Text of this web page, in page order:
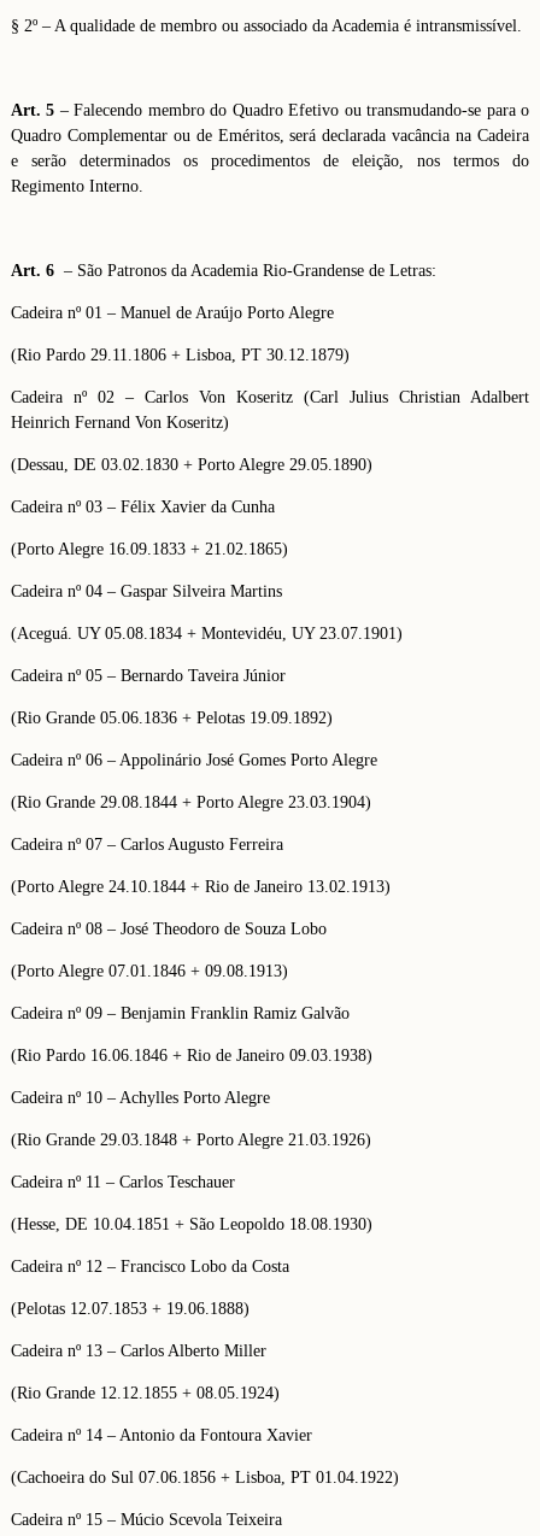
§ 2º – A qualidade de membro ou associado da Academia é intransmissível.
Art. 5 – Falecendo membro do Quadro Efetivo ou transmudando-se para o
Quadro Complementar ou de Eméritos, será declarada vacância na Cadeira
e serão determinados os procedimentos de eleição, nos termos do
Regimento Interno.
Art. 6 – São Patronos da Academia Rio-Grandense de Letras:
Cadeira nº 01 – Manuel de Araújo Porto Alegre
(Rio Pardo 29.11.1806 + Lisboa, PT 30.12.1879)
Cadeira nº 02 – Carlos Von Koseritz (Carl Julius Christian Adalbert
Heinrich Fernand Von Koseritz)
(Dessau, DE 03.02.1830 + Porto Alegre 29.05.1890)
Cadeira nº 03 – Félix Xavier da Cunha
(Porto Alegre 16.09.1833 + 21.02.1865)
Cadeira nº 04 – Gaspar Silveira Martins
(Aceguá. UY 05.08.1834 + Montevidéu, UY 23.07.1901)
Cadeira nº 05 – Bernardo Taveira Júnior
(Rio Grande 05.06.1836 + Pelotas 19.09.1892)
Cadeira nº 06 – Appolinário José Gomes Porto Alegre
(Rio Grande 29.08.1844 + Porto Alegre 23.03.1904)
Cadeira nº 07 – Carlos Augusto Ferreira
(Porto Alegre 24.10.1844 + Rio de Janeiro 13.02.1913)
Cadeira nº 08 – José Theodoro de Souza Lobo
(Porto Alegre 07.01.1846 + 09.08.1913)
Cadeira nº 09 – Benjamin Franklin Ramiz Galvão
(Rio Pardo 16.06.1846 + Rio de Janeiro 09.03.1938)
Cadeira nº 10 – Achylles Porto Alegre
(Rio Grande 29.03.1848 + Porto Alegre 21.03.1926)
Cadeira nº 11 – Carlos Teschauer
(Hesse, DE 10.04.1851 + São Leopoldo 18.08.1930)
Cadeira nº 12 – Francisco Lobo da Costa
(Pelotas 12.07.1853 + 19.06.1888)
Cadeira nº 13 – Carlos Alberto Miller
(Rio Grande 12.12.1855 + 08.05.1924)
Cadeira nº 14 – Antonio da Fontoura Xavier
(Cachoeira do Sul 07.06.1856 + Lisboa, PT 01.04.1922)
Cadeira nº 15 – Múcio Scevola Teixeira